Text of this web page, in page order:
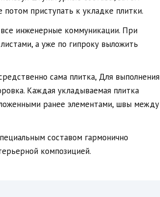
потом приступать к укладке плитки.
инженерные коммуникации. При
а уже по гипроку выложить
сама плитка, Для выполнения
Каждая укладываемая плитка
ранее элементами, швы между
составом гармонично
композицией.